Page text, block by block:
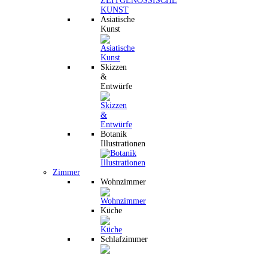
Asiatische
Kunst
Skizzen
&
Entwürfe
Botanik
Illustrationen
Zimmer
Wohnzimmer
Küche
Schlafzimmer